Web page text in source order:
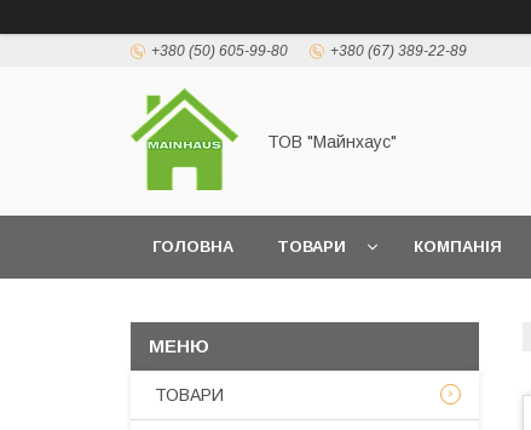
+380 (50) 605-99-80 +380 (67) 389-22-89
ТОВ "Майнхаус"
ГОЛОВНА ТОВАРИ КОМПАНІЯ
ТОВАРИ